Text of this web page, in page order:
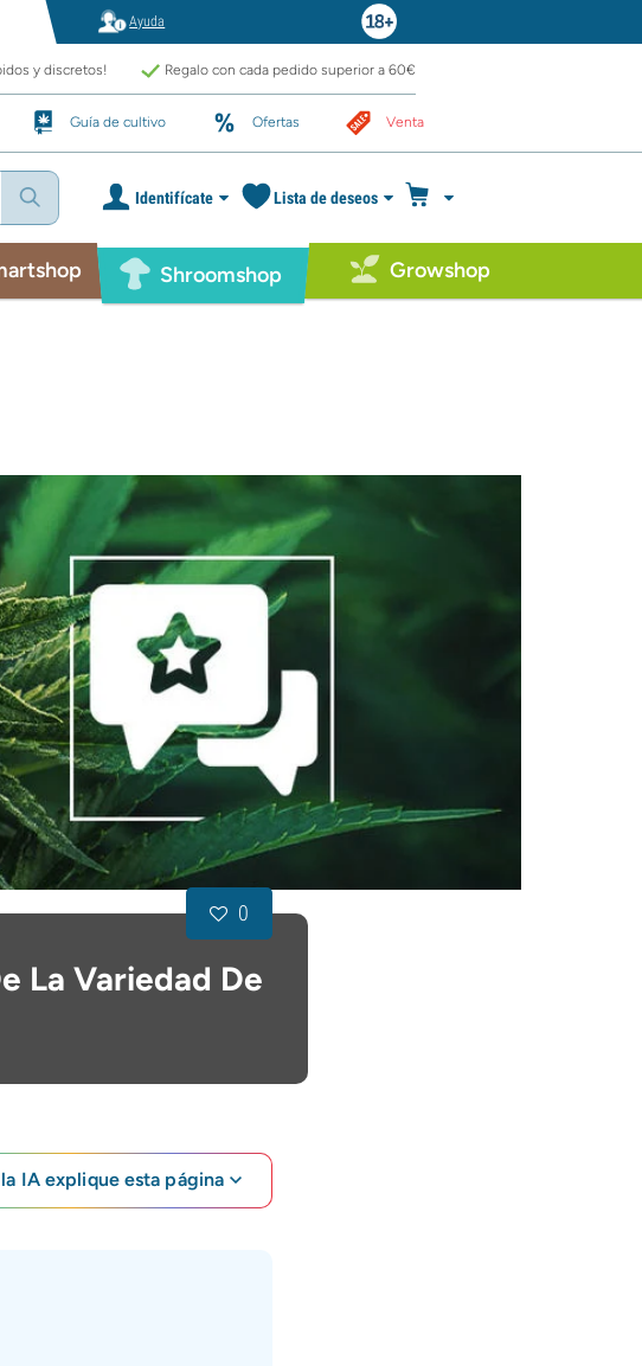
Ayuda
y discretos! Regalo con cada pedido superior a 60€
Guía de cultivo Ofertas Venta
Identifícate Lista de deseos
Shroomshop Growshop
La Variedad De
0
IA explique esta página